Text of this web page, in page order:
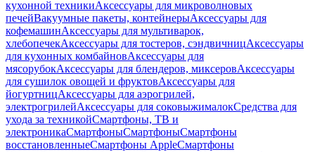
кухонной техникиАксессуары для микроволновых
печейВакуумные пакеты, контейнерыАксессуары для
кофемашинАксессуары для мультиварок,
хлебопечекАксессуары для тостеров, сэндвичницАксессуары
для кухонных комбайновАксессуары для
мясорубокАксессуары для блендеров, миксеровАксессуары
для сушилок овощей и фруктовАксессуары для
йогуртницАксессуары для аэрогрилей,
электрогрилейАксессуары для соковыжималокСредства для
ухода за техникойСмартфоны, ТВ и
электроникаСмартфоныСмартфоныСмартфоны
восстановленныеСмартфоны AppleСмартфоны